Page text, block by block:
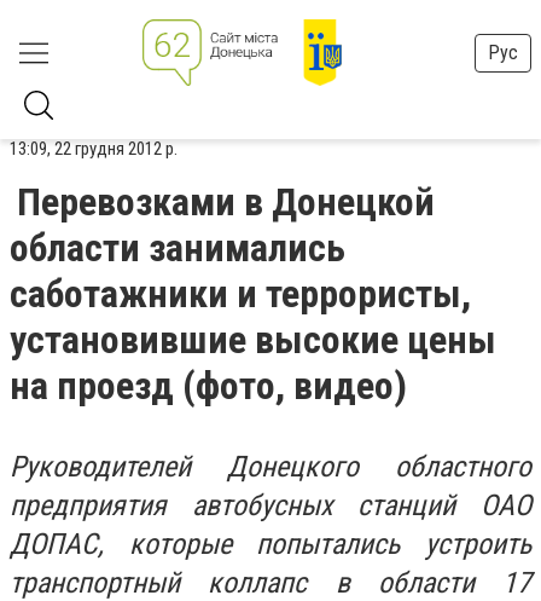
Рус
13:09, 22 грудня 2012 р.
Перевозками в Донецкой
области занимались
саботажники и террористы,
установившие высокие цены
на проезд (фото, видео)
Руководителей Донецкого областного
предприятия автобусных станций ОАО
ДОПАС, которые попытались устроить
транспортный коллапс в области 17